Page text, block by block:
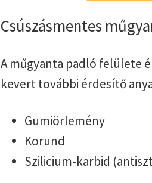
Csúszásmentes
A műgyanta padló felülete
kevert további érdesítő
Gumiörlemény
Korund
Szilicium-karbid